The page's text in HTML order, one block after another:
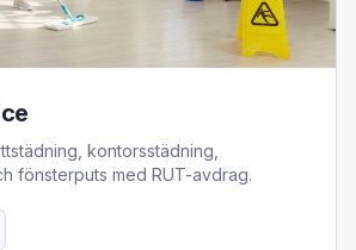
kontorsstädning,
fönsterputs med RUT-avdrag.